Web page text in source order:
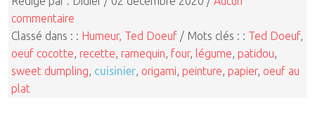
commentaire
Classé dans : : Humeur, Ted Doeuf / Mots clés : : Ted Doeuf,
oeuf cocotte recette ramequin four, légume patidou
sweet dumpling cuisinier origami peinture papier, oeuf au
plat